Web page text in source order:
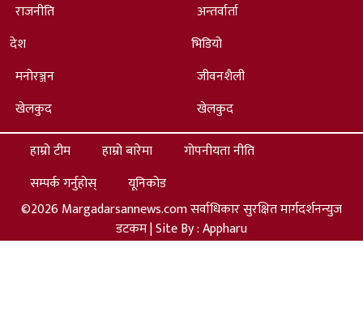
राजनीति
देश
मनोरञ्जन
खेलकुद
अन्तर्वार्ता
भिडियो
जीवनशैली
खेलकुद
हाम्रो टीम
हाम्रो बारेमा
गोपनीयता नीति
सम्पर्क गर्नुहोस्
यूनिकोड
©2026 Margadarsannews.com सर्वाधिकार सुरक्षित मार्गदर्शनन्युज
डटकम | Site By :Appharu